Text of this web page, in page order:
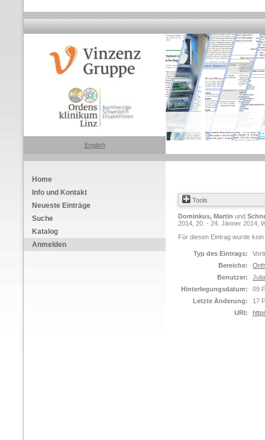
English
Home
Info und Kontakt
Neueste Einträge
Suche
Katalog
Anmelden
Tools
Dominkus, Martin und
2014, 20. - 24. Jänner 2014,
Für diesen Eintrag wurde
Typ des Eintrags:
Bereiche:
Benutzer:
Hinterlegungsdatum:
09
Letzte Änderung:
17
URI: